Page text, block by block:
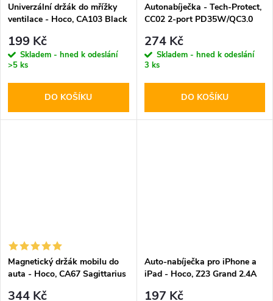
Univerzální držák do mřížky
ventilace - Hoco, CA103 Black
199 Kč
Skladem - hned k odeslání
>5 ks
DO KOŠÍKU
Autonabíječka - Tech-Protect,
CC02 2-port PD35W/QC3.0
274 Kč
Skladem - hned k odeslání
3 ks
DO KOŠÍKU
Magnetický držák mobilu do
auta - Hoco, CA67 Sagittarius
344 Kč
Auto-nabíječka pro iPhone a
iPad - Hoco, Z23 Grand 2.4A
197 Kč